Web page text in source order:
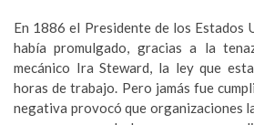
En 1886 el Presidente de los Estados
había promulgado, gracias a la
mecánico Ira Steward, la ley que
horas de trabajo. Pero jamás fue
negativa provocó que organizaciones